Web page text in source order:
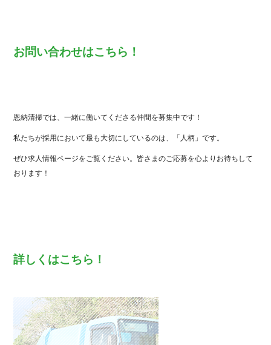
お問い合わせはこちら！
恩納清掃では、一緒に働いてくださる仲間を募集中です！
私たちが採用において最も大切にしているのは、「人柄」です。
ぜひ求人情報ページをご覧ください。皆さまのご応募を心よりお待ちして
おります！
詳しくはこちら！